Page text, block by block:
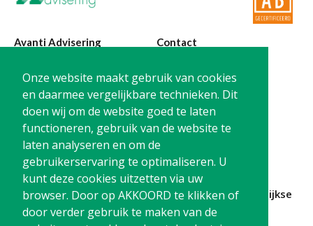
Onze website maakt gebruik van cookies
en daarmee vergelijkbare technieken. Dit
doen wij om de website goed te laten
functioneren, gebruik van de website te
laten analyseren en om de
gebruikerservaring te optimaliseren. U
kunt deze cookies uitzetten via uw
browser. Door op AKKOORD te klikken of
door verder gebruik te maken van de
Avanti Advisering
Poelstraat 4
1441 RR Purmerend
Contact
T: 0299-420870
@:
info@avanti-
advisering.nl
BTW: NL861212733B01
Blijf op de hoogte en schrijf je in voor onze maandelijkse
nieuwsbrief